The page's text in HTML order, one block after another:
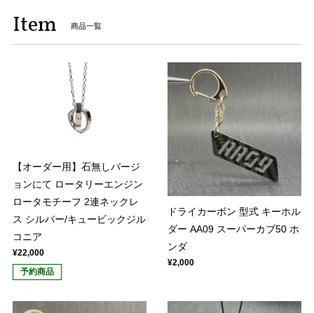
Item 商品一覧
【オーダー用】石無しバージ
ョンにて ロータリーエンジン
ロータモチーフ 2連ネックレ
ス シルバー/キュービックジル
コニア
¥22,000
予約商品
ドライカーボン 型式 キーホル
ダー AA09 スーパーカブ50 ホ
ンダ
¥2,000